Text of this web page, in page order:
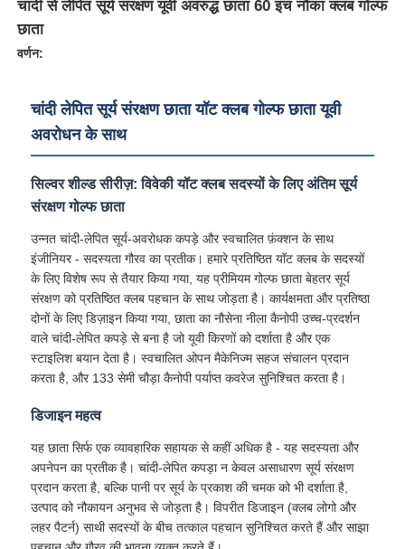
होम
उत्पाद
हमारे बारे में
फैक्टरी यात्रा
गुणवत्ता नियंत्रण
हमसे संपर्क करें
समाचार
चांदी से लेपित सूर्य संरक्षण यूवी अवरुद्ध छाता 60 इंच नौका क्लब गोल्फ
छाता
वर्णन:
चांदी लेपित सूर्य संरक्षण छाता यॉट क्लब गोल्फ छाता यूवी
अवरोधन के साथ
सिल्वर शील्ड सीरीज़: विवेकी यॉट क्लब सदस्यों के लिए अंतिम सूर्य
संरक्षण गोल्फ छाता
उन्नत चांदी-लेपित सूर्य-अवरोधक कपड़े और स्वचालित फ़ंक्शन के साथ
इंजीनियर - सदस्यता गौरव का प्रतीक। हमारे प्रतिष्ठित यॉट क्लब के सदस्यों
के लिए विशेष रूप से तैयार किया गया, यह प्रीमियम गोल्फ छाता बेहतर सूर्य
संरक्षण को प्रतिष्ठित क्लब पहचान के साथ जोड़ता है। कार्यक्षमता और प्रतिष्ठा
दोनों के लिए डिज़ाइन किया गया, छाता का नौसेना नीला कैनोपी उच्च-प्रदर्शन
वाले चांदी-लेपित कपड़े से बना है जो यूवी किरणों को दर्शाता है और एक
स्टाइलिश बयान देता है। स्वचालित ओपन मैकेनिज्म सहज संचालन प्रदान
करता है, और 133 सेमी चौड़ा कैनोपी पर्याप्त कवरेज सुनिश्चित करता है।
डिजाइन महत्व
यह छाता सिर्फ एक व्यावहारिक सहायक से कहीं अधिक है - यह सदस्यता और
अपनेपन का प्रतीक है। चांदी-लेपित कपड़ा न केवल असाधारण सूर्य संरक्षण
प्रदान करता है, बल्कि पानी पर सूर्य के प्रकाश की चमक को भी दर्शाता है,
उत्पाद को नौकायन अनुभव से जोड़ता है। विपरीत डिजाइन (क्लब लोगो और
लहर पैटर्न) साथी सदस्यों के बीच तत्काल पहचान सुनिश्चित करते हैं और साझा